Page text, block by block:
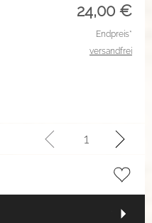
24,00 €
Endpreis*
versandfrei